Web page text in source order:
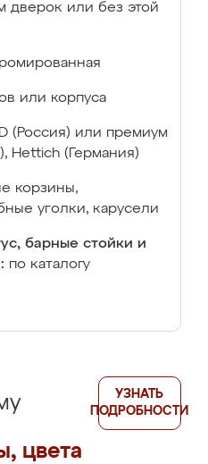
дверок или без этой
или корпуса
(Россия) или премиум
Hettich (Германия)
корзины,
уголки, карусели
барные стойки и
по каталогу
цвета
УЗНАТЬ
ПОДРОБНОСТИ